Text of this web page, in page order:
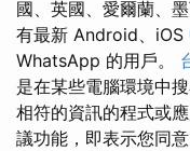
國、英國、愛爾蘭、
有最新 Android、iOS
WhatsApp 的用戶。
是在某些電腦環境中
相符的資訊的程式或
議功能，即表示您同意